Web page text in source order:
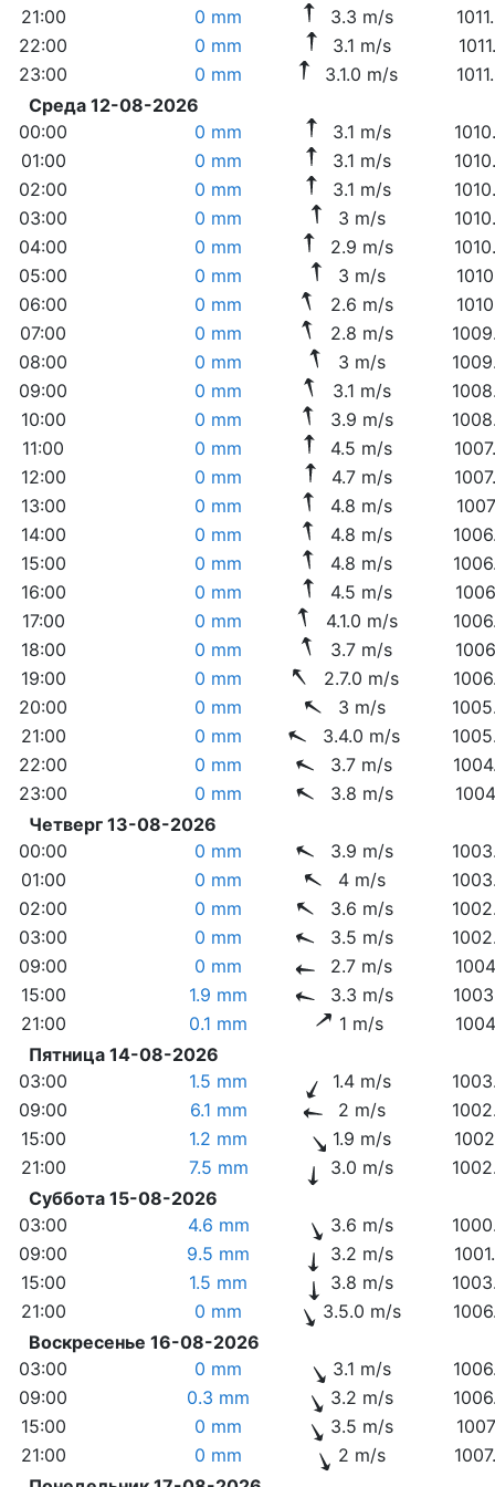
21:00
0 mm 3.3 m/s
22:00
0 mm 3.1 m/s
23:00
0 mm 3.1.0 m/s
Среда 12-08-2026
00:00
0 mm 3.1 m/s
01:00
0 mm 3.1 m/s
02:00
0 mm 3.1 m/s
03:00
0 mm 3 m/s
04:00
0 mm 2.9 m/s
05:00
0 mm 3 m/s
06:00
0 mm 2.6 m/s
07:00
0 mm 2.8 m/s
08:00
0 mm 3 m/s
09:00
0 mm 3.1 m/s
10:00
0 mm 3.9 m/s
11:00
0 mm 4.5 m/s
12:00
0 mm 4.7 m/s
13:00
0 mm 4.8 m/s
14:00
0 mm 4.8 m/s
15:00
0 mm 4.8 m/s
16:00
0 mm 4.5 m/s
17:00
0 mm 4.1.0 m/s
18:00
0 mm 3.7 m/s
19:00
0 mm 2.7.0 m/s
20:00
0 mm 3 m/s
21:00
0 mm 3.4.0 m/s
22:00
0 mm 3.7 m/s
23:00
0 mm 3.8 m/s
Четверг 13-08-2026
00:00
0 mm 3.9 m/s
01:00
0 mm 4 m/s
02:00
0 mm 3.6 m/s
03:00
0 mm 3.5 m/s
09:00
0 mm 2.7 m/s
15:00
1.9 mm 3.3 m/s
21:00
0.1 mm 1 m/s
Пятница 14-08-2026
03:00
1.5 mm 1.4 m/s
09:00
6.1 mm 2 m/s
15:00
1.2 mm 1.9 m/s
21:00
7.5 mm 3.0 m/s
Суббота 15-08-2026
03:00
4.6 mm 3.6 m/s
09:00
9.5 mm 3.2 m/s
15:00
1.5 mm 3.8 m/s
21:00
0 mm 3.5.0 m/s
Воскресенье 16-08-2026
03:00
0 mm 3.1 m/s
09:00
0.3 mm 3.2 m/s
15:00
0 mm 3.5 m/s
21:00
0 mm 2 m/s